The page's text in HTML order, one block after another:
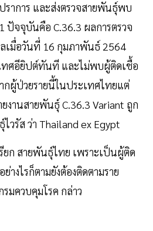
าการ และส่งตรวจสายพันธุ์พบ
ปัจจุบันคือ C.36.3 ผลการตรวจ
เมื่อวันที่ 16 กุมภาพันธ์ 2564
ศอียิปต์ทันที และไม่พบผู้ติดเชื้อ
ผู้ป่วยรายนี้ในประเทศไทยแต่
งานสายพันธุ์ C.36.3 Variant ถูก
วรัส ว่า Thailand ex Egypt
ยก สายพันธุ์ไทย เพราะเป็นผู้ติด
างไรก็ตามยังต้องติดตามราย
มควบคุมโรค กล่าว